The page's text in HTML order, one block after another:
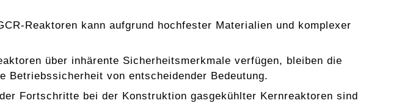
Reaktoren kann aufgrund hochfester Materialien und komplexer
über inhärente Sicherheitsmerkmale verfügen, bleiben die
Betriebssicherheit von entscheidender Bedeutung.
Fortschritte bei der Konstruktion gasgekühlter Kernreaktoren sind